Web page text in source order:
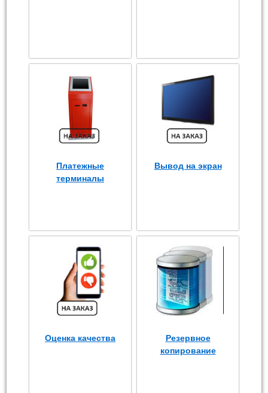
Платежные
терминалы
Вывод на экран
Оценка качества
Резервное
копирование